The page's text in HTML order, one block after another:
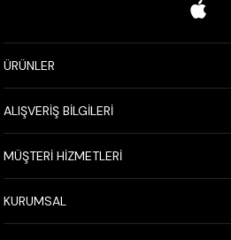
ÜRÜNLER
ALIŞVERİŞ BİLGİLERİ
MÜŞTERİ HİZMETLERİ
KURUMSAL